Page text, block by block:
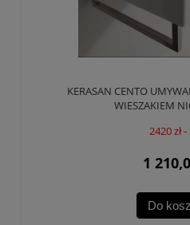
KERASAN CENTO
WIESZAKIEM
2420 zł
1
Do